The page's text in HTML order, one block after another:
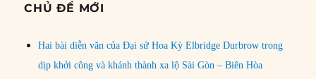
CHỦ ĐỀ MỚI
Hai bài diễn văn của Đại sứ Hoa Kỳ Elbridge Durbrow trong
dịp khởi công và khánh thành xa lộ Sài Gòn – Biên Hòa